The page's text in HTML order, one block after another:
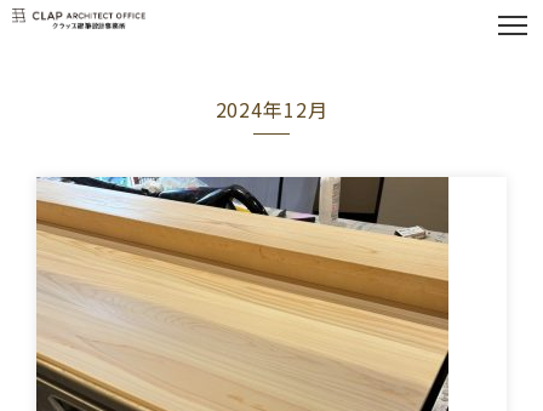
2024年12月